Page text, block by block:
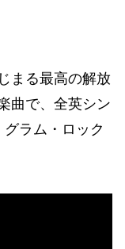
まる最高の解放
曲で、全英シン
ラム・ロック